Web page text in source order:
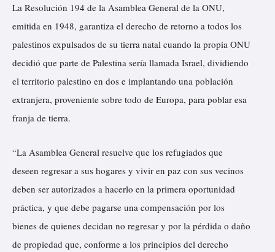
La Resolución 194 de la Asamblea General de la ONU,
emitida en 1948, garantiza el derecho de retorno a todos los
palestinos expulsados de su tierra natal cuando la propia ONU
decidió que parte de Palestina sería llamada Israel, dividiendo
el territorio palestino en dos e implantando una población
extranjera, proveniente sobre todo de Europa, para poblar esa
franja de tierra.
“La Asamblea General resuelve que los refugiados que
deseen regresar a sus hogares y vivir en paz con sus vecinos
deben ser autorizados a hacerlo en la primera oportunidad
práctica, y que debe pagarse una compensación por los
bienes de quienes decidan no regresar y por la pérdida o daño
de propiedad que, conforme a los principios del derecho